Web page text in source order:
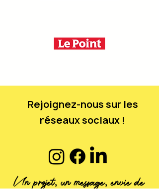
Rejoignez-nous sur les
réseaux sociaux !
Un projet, un message, envie de